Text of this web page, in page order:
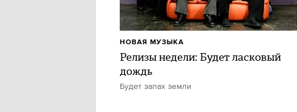
Релизы недели: Будет ласковый
дождь
Будет запах земли
НОВАЯ МУЗЫКА